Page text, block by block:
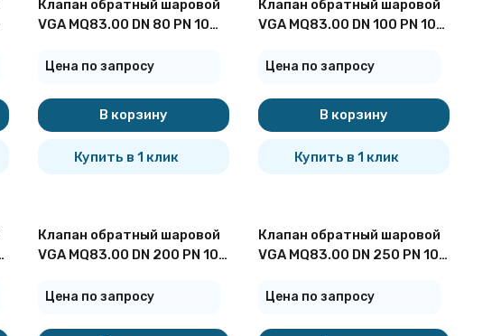
Клапан обратный шаровой
VGA MQ83.00 DN 80 PN 10
Цена по запросу
В корзину
Купить в 1 клик
Клапан обратный шаровой
VGA MQ83.00 DN 100 PN 10
Цена по запросу
В корзину
Купить в 1 клик
Клапан обратный шаровой
VGA MQ83.00 DN 200 PN 10
Цена по запросу
Клапан обратный шаровой
VGA MQ83.00 DN 250 PN 10
Цена по запросу